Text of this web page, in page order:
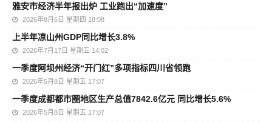
雅安市经济半年报出炉 工业跑出“加速度”
2026年8月6日 星期四 18:08
上半年凉山州GDP同比增长3.8%
2026年7月17日 星期五 14:02
一季度阿坝州经济“开门红”多项指标四川省领跑
2026年5月8日 星期五 17:07
一季度成都都市圈地区生产总值7842.6亿元 同比增长5.6%
2026年5月8日 星期五 17:07